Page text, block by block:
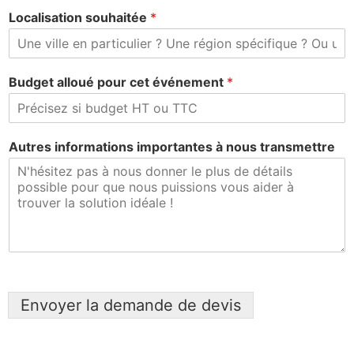
Localisation souhaitée *
Budget alloué pour cet événement *
Autres informations importantes à nous transmettre
Envoyer la demande de devis